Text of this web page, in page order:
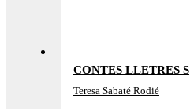
CONTES LLETRES S
Teresa Sabaté Rodié